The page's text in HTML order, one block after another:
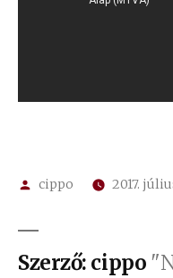
Szerző:
cippo 2017.
Szerző: cippo